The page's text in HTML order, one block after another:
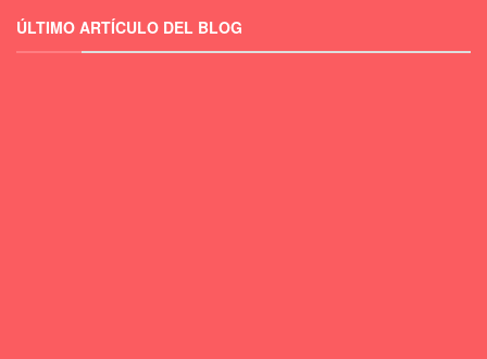
ÚLTIMO ARTÍCULO DEL BLOG